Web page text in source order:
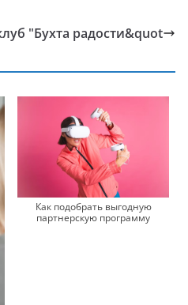
"Бухта радости&quot
Как подобрать выгодную
партнерскую программу